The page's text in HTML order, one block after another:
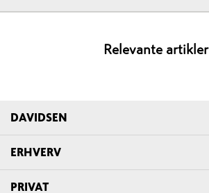
Relevante artikler
DAVIDSEN
ERHVERV
PRIVAT